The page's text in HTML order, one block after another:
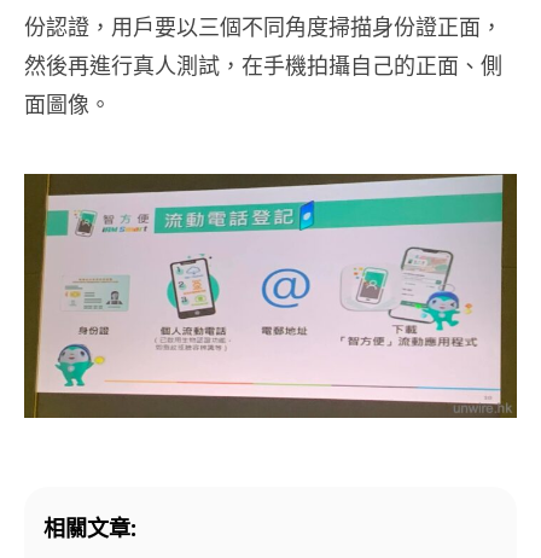
份認證，用戶要以三個不同角度掃描身份證正面，
然後再進行真人測試，在手機拍攝自己的正面、側
面圖像。
相關文章: